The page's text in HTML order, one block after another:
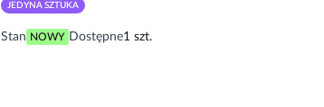
JEDYNA SZTUKA
15T Lipsy sukienka koktajlowa mini z koronką
Stan NOWY Dostępne1 szt.